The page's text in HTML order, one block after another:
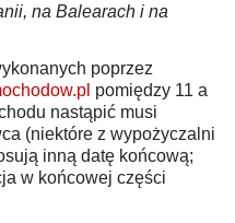
na Balearach i na
poprzez
pomiędzy 11 a
nastąpić musi
(niektóre z wypożyczalni
inną datę końcową;
w końcowej części